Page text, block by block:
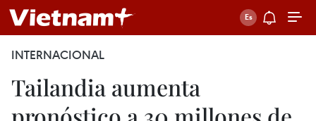
INTERNACIONAL
Tailandia aumenta